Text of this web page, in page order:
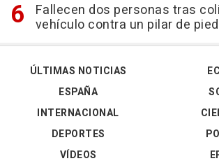
Fallecen dos personas tras
vehículo contra un pilar de
ÚLTIMAS NOTICIAS
ESPAÑA
INTERNACIONAL
DEPORTES
VÍDEOS